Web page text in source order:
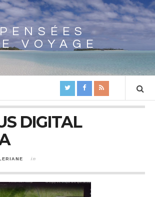
Array
VOYAGE
DIGITAL
in